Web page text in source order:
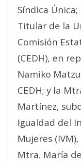
Síndica Única;
Titular de la
Comisión
(CEDH), en
Namiko
CEDH; y la
Martínez,
Igualdad del
Mujeres
Mtra. María